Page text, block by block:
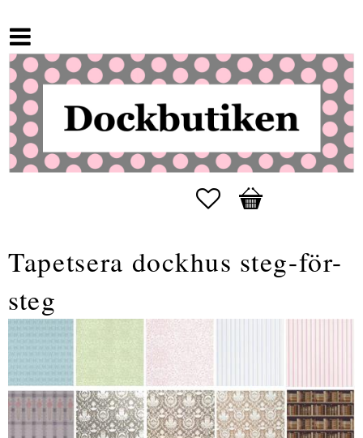
Favoriter
Kundvagn
Tapetsera dockhus steg-för-
steg